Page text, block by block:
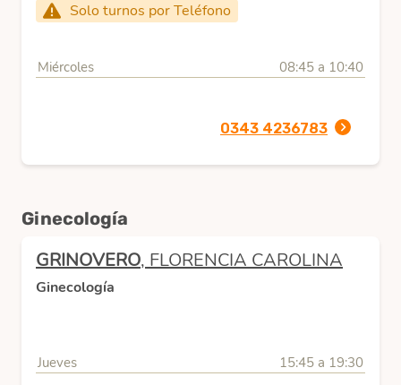
Solo turnos por Teléfono
Miércoles 08:45 a 10:40
0343 4236783
Ginecología
GRINOVERO, FLORENCIA CAROLINA
Ginecología
Jueves 15:45 a 19:30